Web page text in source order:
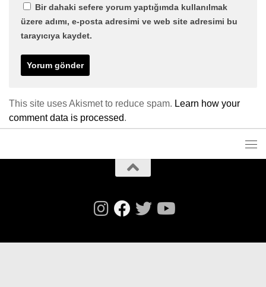
Bir dahaki sefere yorum yaptığımda kullanılmak
üzere adımı, e-posta adresimi ve web site adresimi bu
tarayıcıya kaydet.
This site uses Akismet to reduce spam. Learn how your
comment data is processed.